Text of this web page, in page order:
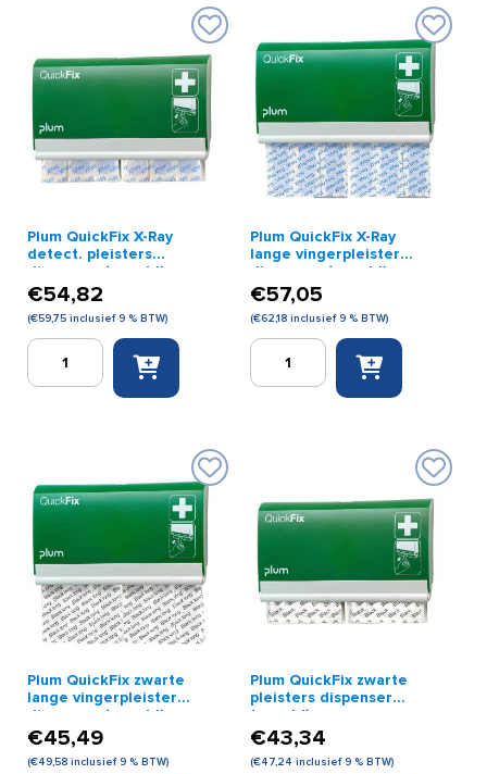
Plum QuickFix X-Ray
detect. pleisters
dispenser (gevuld)
€54,82
(€59,75 inclusief 9 % BTW)
Plum
QuickFix
dispenser
(gevuld)
Plum QuickFix X-Ray
lange vingerpleister
dispenser (gevuld)
€57,05
(€62,18 inclusief 9 % BTW)
Plum
QuickFix
(gevuld)
aantal
Plum QuickFix zwarte
lange vingerpleister
dispenser (gevuld)
€45,49
(€49,58 inclusief 9 % BTW)
Plum QuickFix zwarte
pleisters dispenser
(gevuld)
€43,34
(€47,24 inclusief 9 % BTW)